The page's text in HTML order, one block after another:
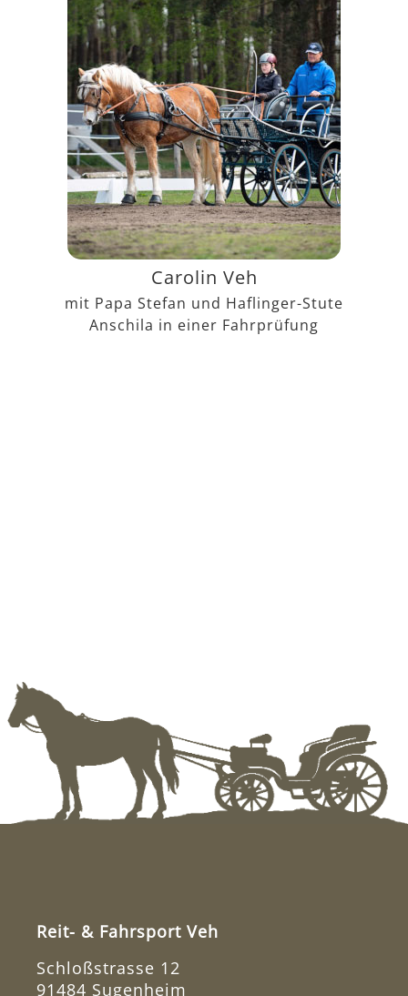
Carolin Veh
mit Papa Stefan und Haflinger-Stute
Anschila in einer Fahrprüfung
Reit- & Fahrsport Veh
Schloßstrasse 12
91484 Sugenheim